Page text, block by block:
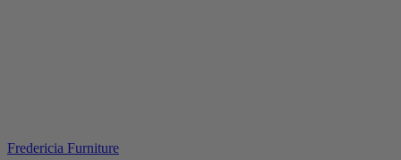
Fredericia Furniture